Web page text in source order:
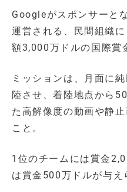
Googleがスポンサーと
運営される、民間組織
額3,000万ドルの国際賞
ミッションは、月面に
陸させ、着陸地点から
た高解像度の動画や静
こと。
1位のチームには賞金
は賞金500万ドルが与え